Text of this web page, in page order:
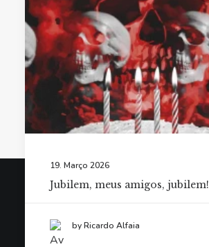
19. Março 2026
Jubilem, meus amigos, jubilem!
by Ricardo Alfaia